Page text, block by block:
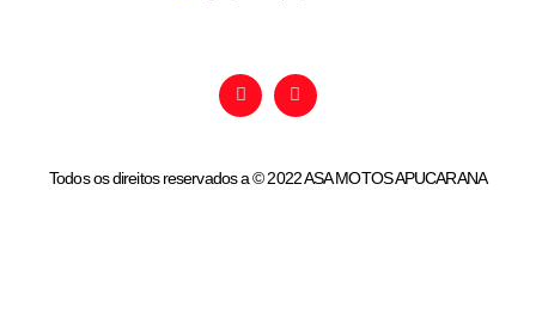
Todos os direitos reservados a © 2022 ASA MOTOS APUCARANA